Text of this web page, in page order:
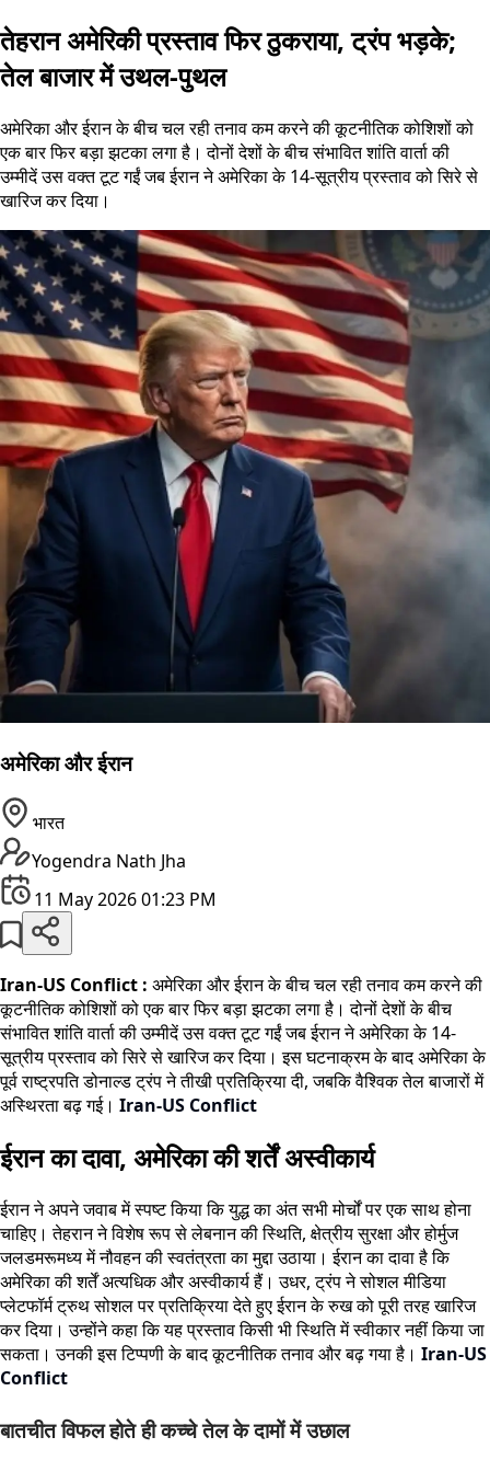
तेहरान अमेरिकी प्रस्ताव फिर ठुकराया, ट्रंप भड़के;
तेल बाजार में उथल-पुथल
अमेरिका और ईरान के बीच चल रही तनाव कम करने की कूटनीतिक कोशिशों को
एक बार फिर बड़ा झटका लगा है। दोनों देशों के बीच संभावित शांति वार्ता की
उम्मीदें उस वक्त टूट गईं जब ईरान ने अमेरिका के 14-सूत्रीय प्रस्ताव को सिरे से
खारिज कर दिया।
अमेरिका और ईरान
भारत
Yogendra Nath Jha
11 May 2026 01:23 PM
Iran-US Conflict : अमेरिका और ईरान के बीच चल रही तनाव कम करने की
कूटनीतिक कोशिशों को एक बार फिर बड़ा झटका लगा है। दोनों देशों के बीच
संभावित शांति वार्ता की उम्मीदें उस वक्त टूट गईं जब ईरान ने अमेरिका के 14-
सूत्रीय प्रस्ताव को सिरे से खारिज कर दिया। इस घटनाक्रम के बाद अमेरिका के
पूर्व राष्ट्रपति डोनाल्ड ट्रंप ने तीखी प्रतिक्रिया दी, जबकि वैश्विक तेल बाजारों में
अस्थिरता बढ़ गई। Iran-US Conflict
ईरान का दावा, अमेरिका की शर्तें अस्वीकार्य
ईरान ने अपने जवाब में स्पष्ट किया कि युद्ध का अंत सभी मोर्चों पर एक साथ होना
चाहिए। तेहरान ने विशेष रूप से लेबनान की स्थिति, क्षेत्रीय सुरक्षा और होर्मुज
जलडमरूमध्य में नौवहन की स्वतंत्रता का मुद्दा उठाया। ईरान का दावा है कि
अमेरिका की शर्तें अत्यधिक और अस्वीकार्य हैं। उधर, ट्रंप ने सोशल मीडिया
प्लेटफॉर्म ट्रुथ सोशल पर प्रतिक्रिया देते हुए ईरान के रुख को पूरी तरह खारिज
कर दिया। उन्होंने कहा कि यह प्रस्ताव किसी भी स्थिति में स्वीकार नहीं किया जा
सकता। उनकी इस टिप्पणी के बाद कूटनीतिक तनाव और बढ़ गया है। Iran-US
Conflict
बातचीत विफल होते ही कच्चे तेल के दामों में उछाल